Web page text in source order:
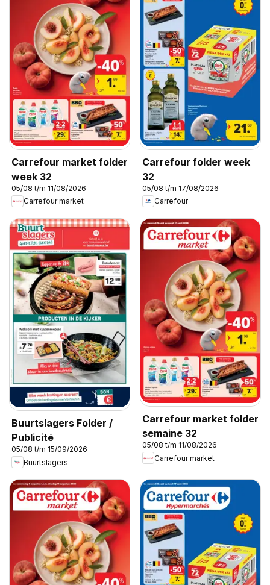
Carrefour market folder
week 32
05/08 t/m 11/08/2026
Carrefour market
Carrefour folder week
32
05/08 t/m 17/08/2026
Carrefour
Buurtslagers Folder /
Publicité
05/08 t/m 15/09/2026
Buurtslagers
Carrefour market folder
semaine 32
05/08 t/m 11/08/2026
Carrefour market